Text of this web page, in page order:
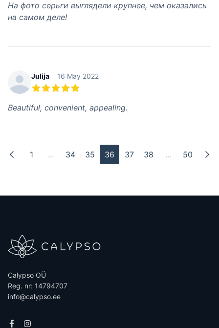
На фото серьги выглядели крупнее, чем оказались
на самом деле!
Julija 16 May 2022
Beautiful, convenient, appealing.
1 ... 34 35 36 37 38 ... 50
Calypso OÜ
Reg. nr: 14794707
info@calypso.ee